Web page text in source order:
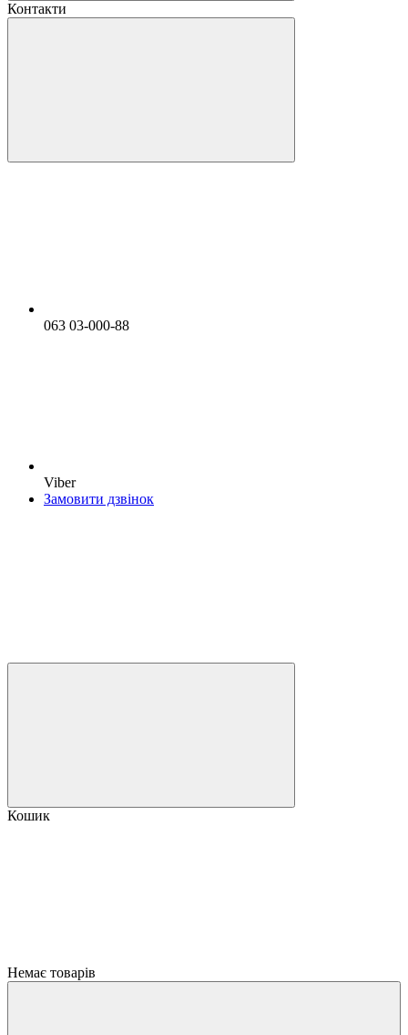
Контакти
063 03-000-88
Viber
Замовити дзвінок
Кошик
Немає товарів